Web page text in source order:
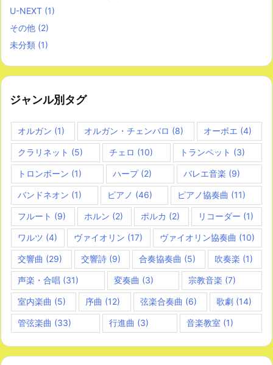
U-NEXT (1)
その他 (2)
未分類 (1)
ジャンル別タグ
オルガン (1) オルガン・チェンバロ (8) オーボエ (4)
クラリネット (5) チェロ (10) トランペット (3)
トロンボーン (1) ハープ(2) バレエ音楽 (9)
バンドネオン (1) ピアノ (46) ピアノ協奏曲 (11)
フルート (9) ホルン (2) ポルカ (2) リコーダー (1)
ワルツ (4) ヴァイオリン (17) ヴァイオリン協奏曲 (10)
交響曲 (29) 交響詩(9) 合奏協奏曲 (5) 吹奏楽 (1)
声楽・合唱 (31) 変奏曲 (3) 宗教音楽 (7)
室内楽曲 (5) 序曲 (12) 弦楽合奏曲 (6) 歌劇(14)
管弦楽曲 (33) 行進曲 (3) 音楽教室 (1)